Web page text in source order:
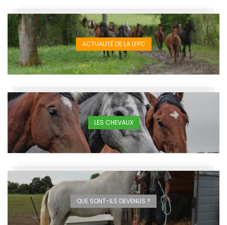
ACTUALITÉ DE LA LFPC
LES CHEVAUX
QUE SONT-ILS DEVENUS ?